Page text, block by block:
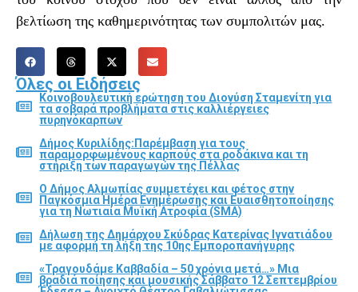
βελτίωση της καθημερινότητας των συμπολιτών μας.
Όλες οι Ειδήσεις
Κοινοβουλευτική ερώτηση του Διονύση Σταμενίτη για
τα σοβαρά προβλήματα στις καλλιέργειες
πυρηνόκαρπων
Δήμος Κυριλίδης:Παρέμβαση για τους
παραμορφωμένους καρπούς στα ροδάκινα και τη
στήριξη των παραγωγών της Πέλλας
Ο Δήμος Αλμωπίας συμμετέχει και φέτος στην
Παγκόσμια Ημέρα Ενημέρωσης και Ευαισθητοποίησης
για τη Νωτιαία Μυϊκή Ατροφία (SMA)
Δήλωση της Δημάρχου Σκύδρας Κατερίνας Ιγνατιάδου
με αφορμή τη λήξη της 10ης Εμποροπανήγυρης
«Τραγουδάμε Καββαδία – 50 χρόνια μετά…» Μια
βραδιά ποίησης και μουσικής Σάββατο 12 Σεπτεμβρίου